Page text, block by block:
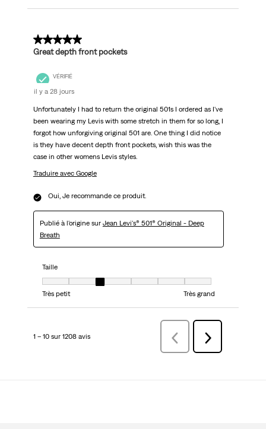
5 sur 5 étoiles.
Great depth front pockets
VÉRIFIÉ
il y a 28 jours
Unfortunately I had to return the original 501s I ordered as I've
been wearing my Levis with some stretch in them for so long, I
forgot how unforgiving original 501 are. One thing I did notice
is they have decent depth front pockets, wish this was the
case in other womens Levis styles.
Traduire avec Google
Oui, Je recommande ce produit.
Publié à l'origine sur Jean Levi's® 501® Original - Deep
Breath
Taille
Taille, 3 sur 7, où 1 est égal à Très petit et 7 est égal à Très grand
Très petit
Très grand
1 – 10 sur 1208 avis PrécédentavisSuivant
avis